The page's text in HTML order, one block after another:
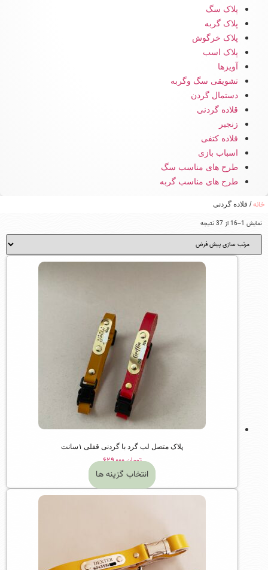
پلاک سگ
پلاک گربه
پلاک خرگوش
پلاک اسب
آویزها
تشویقی سگ وگربه
دستمال گردن
قلاده گردنی
زنجیر
قلاده کتفی
اسباب بازی
طرح های مناسب سگ
طرح های مناسب گربه
خانه/ قلاده گردنی
نمایش 1–16 از 37 نتیجه
پلاک متصل لب گرد با گردنی قفلی ۱سانت
تومان۶۲۹,۰۰۰
انتخاب گزینه ها
این
می